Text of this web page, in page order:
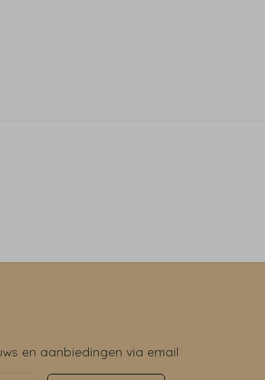
en aanbiedingen via email